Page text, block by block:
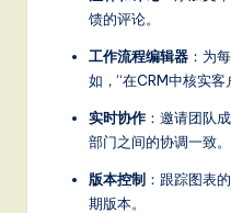
馈的评论。
工作流程编辑器 ：为
如，“在CRM中核实客
实时协作 ：邀请团队
部门之间的协调一致。
版本控制 ：跟踪图表
期版本。